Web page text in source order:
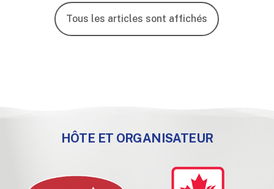
Tous les articles sont affichés
HÔTE ET ORGANISATEUR